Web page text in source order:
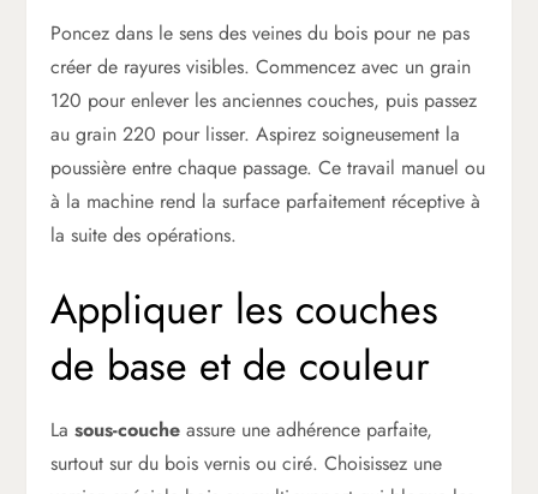
Poncez dans le sens des veines du bois pour ne pas
créer de rayures visibles. Commencez avec un grain
120 pour enlever les anciennes couches, puis passez
au grain 220 pour lisser. Aspirez soigneusement la
poussière entre chaque passage. Ce travail manuel ou
à la machine rend la surface parfaitement réceptive à
la suite des opérations.
Appliquer les couches
de base et de couleur
Lasous-couche assure une adhérence parfaite,
surtout sur du bois vernis ou ciré. Choisissez une